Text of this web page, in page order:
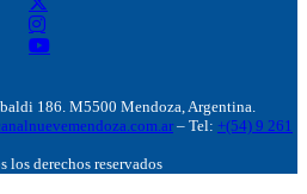
186. M5500 Mendoza, Argentina.
– Tel: +(54) 9 261
derechos reservados